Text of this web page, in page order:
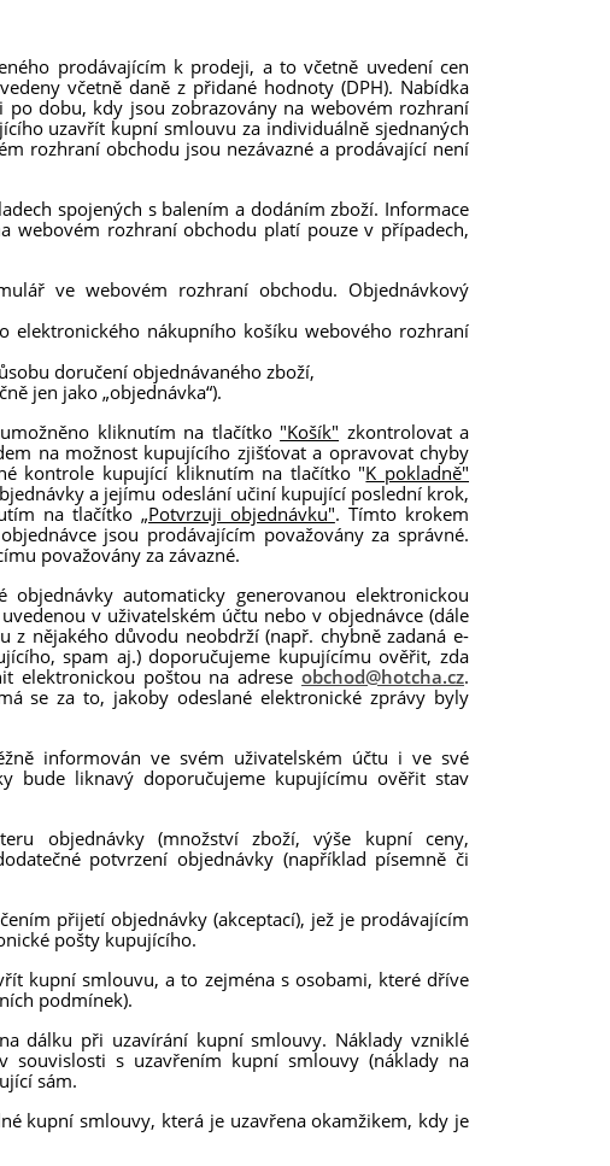
prodávajícím k prodeji, a to včetně uvedení cen
včetně daně z přidané hodnoty (DPH). Nabídka
dobu, kdy jsou zobrazovány na webovém rozhraní
uzavřít kupní smlouvu za individuálně sjednaných
rozhraní obchodu jsou nezávazné a prodávající není
spojených s balením a dodáním zboží. Informace
webovém rozhraní obchodu platí pouze v případech,
ve webovém rozhraní obchodu. Objednávkový
elektronického nákupního košíku webového rozhraní
doručení objednávaného zboží,
jen jako „objednávka“).
kliknutím na tlačítko "Košík" zkontrolovat a
na možnost kupujícího zjišťovat a opravovat chyby
kupující kliknutím na tlačítko "K pokladně"
a jejímu odeslání učiní kupující poslední krok,
na tlačítko „Potvrzuji objednávku". Tímto krokem
jsou prodávajícím považovány za správné.
považovány za závazné.
automaticky generovanou elektronickou
v uživatelském účtu nebo v objednávce (dále
nějakého důvodu neobdrží (např. chybně zadaná e-
spam aj.) doporučujeme kupujícímu ověřit, zda
elektronickou poštou na adreseobchod@hotcha.cz.
se za to, jakoby odeslané elektronické zprávy byly
informován ve svém uživatelském účtu i ve své
bude liknavý doporučujeme kupujícímu ověřit stav
objednávky (množství zboží, výše kupní ceny,
potvrzení objednávky (například písemně či
přijetí objednávky (akceptací), jež je prodávajícím
pošty kupujícího.
kupní smlouvu, a to zejména s osobami, které dříve
podmínek).
dálku při uzavírání kupní smlouvy. Náklady vzniklé
s uzavřením kupní smlouvy (náklady na
sám.
kupní smlouvy, která je uzavřena okamžikem, kdy je